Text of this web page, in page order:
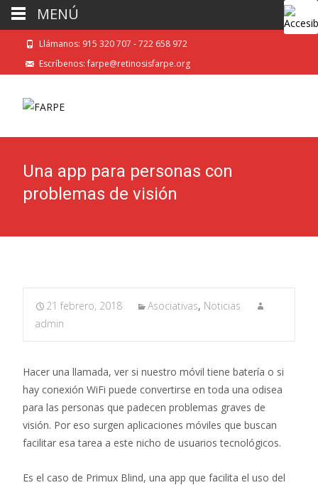
Llámanos: 915 320 707 - 722 658 972
Escríbenos: farpe@retinosisfarpe.org
Una app para personas con
problemas de visión
21 febrero, 2018 Asociativas, Noticias
admin
Hacer una llamada, ver si nuestro móvil tiene batería o si
hay conexión WiFi puede convertirse en toda una odisea
para las personas que padecen problemas graves de
visión. Por eso surgen aplicaciones móviles que buscan
facilitar esa tarea a este nicho de usuarios tecnológicos.
Es el caso de Primux Blind, una app que facilita el uso del
MENÚ